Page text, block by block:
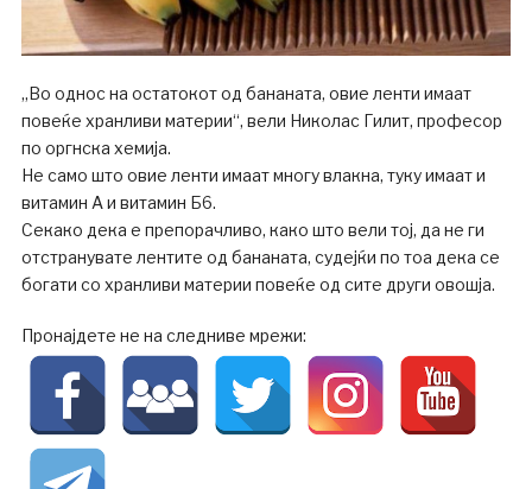
„Во однос на остатокот од бананата, овие ленти имаат
повеќе хранливи материи“, вели Николас Гилит, професор
по оргнска хемија.
Не само што овие ленти имаат многу влакна, туку имаат и
витамин А и витамин Б6.
Секако дека е препорачливо, како што вели тој, да не ги
отстранувате лентите од бананата, судејќи по тоа дека се
богати со хранливи материи повеќе од сите други овошја.
Пронајдете не на следниве мрежи: